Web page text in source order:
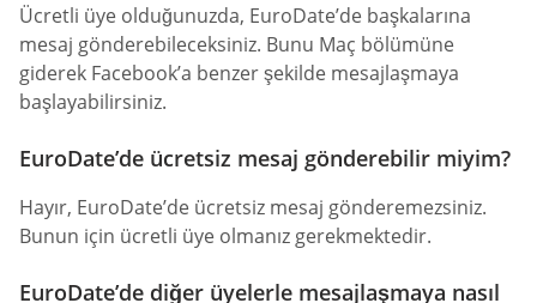
Ücretli üye olduğunuzda, EuroDate’de başkalarına
mesaj gönderebileceksiniz. Bunu Maç bölümüne
giderek Facebook’a benzer şekilde mesajlaşmaya
başlayabilirsiniz.
EuroDate’de ücretsiz mesaj gönderebilir miyim?
Hayır, EuroDate’de ücretsiz mesaj gönderemezsiniz.
Bunun için ücretli üye olmanız gerekmektedir.
EuroDate’de diğer üyelerle mesajlaşmaya nasıl